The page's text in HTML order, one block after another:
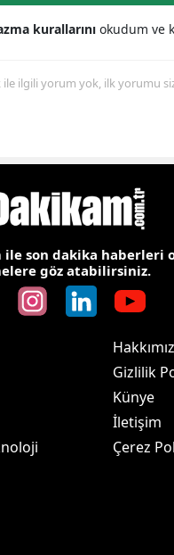
kurallarını okudum ve
ilgili yorum yok, ilk yorumu siz
ile son dakika haberleri
göz atabilirsiniz.
Gizlilik
Künye
İletişim
Çerez